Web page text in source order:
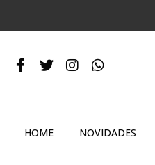
HOME NOVIDADES